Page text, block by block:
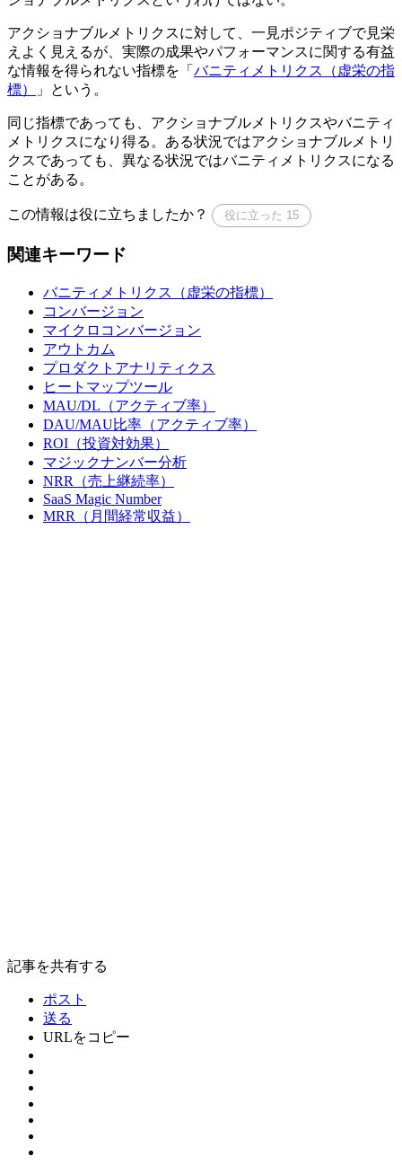
アクショナブルメトリクスに対して、一見ポジティブで見栄
えよく見えるが、実際の成果やパフォーマンスに関する有益
な情報を得られない指標を「 バニティメトリクス（虚栄の指
標）
」という。
同じ指標であっても、アクショナブルメトリクスやバニティ
メトリクスになり得る。ある状況ではアクショナブルメトリ
クスであっても、異なる状況ではバニティメトリクスになる
ことがある。
この情報は役に立ちましたか？ 役に立った 15
関連キーワード
バニティメトリクス（虚栄の指標）
コンバージョン
マイクロコンバージョン
アウトカム
プロダクトアナリティクス
ヒートマップツール
MAU/DL（アクティブ率）
DAU/MAU比率（アクティブ率）
ROI（投資対効果）
マジックナンバー分析
NRR（売上継続率）
SaaS Magic Number
MRR（月間経常収益）
記事を共有する
ポスト
送る
URLをコピー